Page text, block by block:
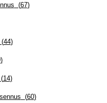
(67)
44)
)
14)
(60)